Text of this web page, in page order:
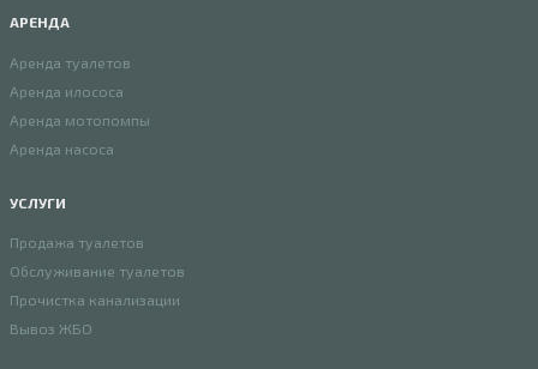
АРЕНДА
Аренда туалетов
Аренда илососа
Аренда мотопомпы
Аренда насоса
УСЛУГИ
Продажа туалетов
Обслуживание туалетов
Прочистка канализации
Вывоз ЖБО